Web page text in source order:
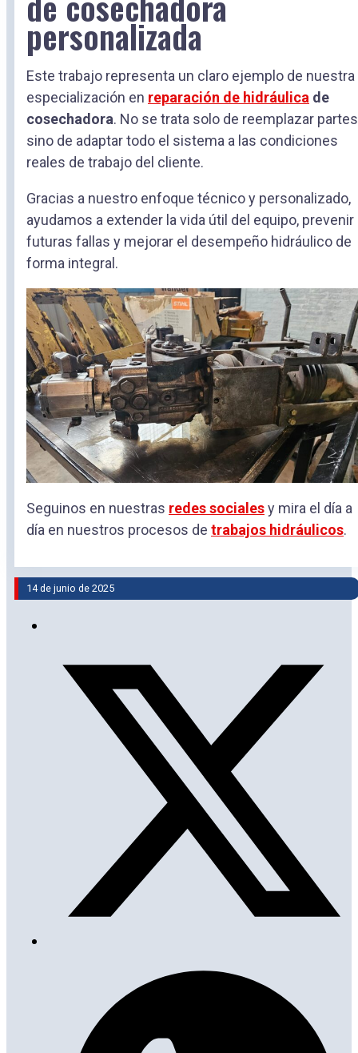
personalizada
Este trabajo representa un claro ejemplo de nuestra
especialización en reparación de hidráulica de
cosechadora. No se trata solo de reemplazar
sino de adaptar todo el sistema a las condiciones
reales de trabajo del cliente.
Gracias a nuestro enfoque técnico y personalizado,
ayudamos a extender la vida útil del equipo, prevenir
futuras fallas y mejorar el desempeño hidráulico de
forma integral.
Seguinos en nuestras redes socialesy mira el día a
día en nuestros procesos de trabajos hidráulicos.
14 de junio de 2025